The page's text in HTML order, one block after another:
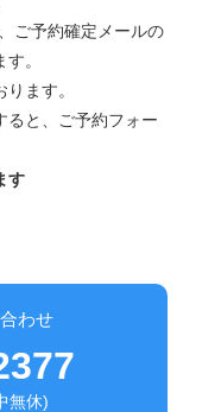
ご予約確定メールの
。
ます。
ると、ご予約フォー
す
わせ
無休)